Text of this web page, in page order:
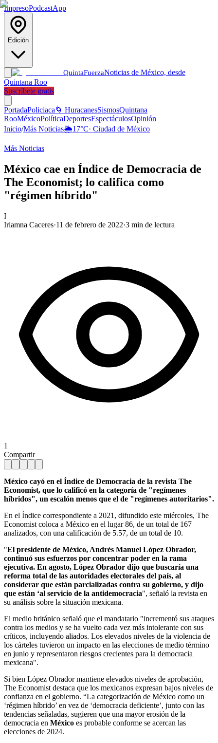
ImpresoPodcastApp
Edición
QuintaFuerzaNoticias de México, desde
Quintana Roo
Suscríbete gratis
PortadaPoliciaca 🌀 HuracanesSismosQuintana
RooMéxicoPolíticaDeportesEspectáculosOpinión
Inicio/Más Noticias🌦️17°C· Ciudad de México
Más Noticias
México cae en Índice de Democracia de
The Economist; lo califica como
"régimen híbrido"
I
Iriamna Caceres·11 de febrero de 2022·3 min de lectura
1
Compartir
México cayó en el Índice de Democracia de la revista The
Economist, que lo calificó en la categoría de "regímenes
híbridos", un escalón menos que el de "regímenes autoritarios".
En el Índice correspondiente a 2021, difundido este miércoles, The
Economist coloca a México en el lugar 86, de un total de 167
analizados, con una calificación de 5.57, de un total de 10.
"El presidente de México, Andrés Manuel López Obrador,
continuó sus esfuerzos por concentrar poder en la rama
ejecutiva. En agosto, López Obrador dijo que buscaría una
reforma total de las autoridades electorales del país, al
considerar que están parcializadas contra su gobierno, y dijo
que están ‘al servicio de la antidemocracia", señaló la revista en
su análisis sobre la situación mexicana.
El medio británico señaló que el mandatario "incrementó sus ataques
contra los medios y se ha vuelto cada vez más intolerante con sus
críticos, incluyendo aliados. Los elevados niveles de la violencia de
los cárteles tuvieron un impacto en las elecciones de medio término
en junio y representaron riesgos crecientes para la democracia
mexicana".
Si bien López Obrador mantiene elevados niveles de aprobación,
The Economist destaca que los mexicanos expresan bajos niveles de
confianza en el gobierno. “La categorización de México como un
‘régimen híbrido’ en vez de ‘democracia deficiente’, junto con las
tendencias señaladas, sugieren que una mayor erosión de la
democracia en México es probable conforme se acercan las
elecciones de 2024.